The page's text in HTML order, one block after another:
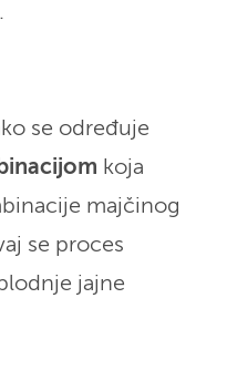
se određuje
koja
majčinog
se proces
jajne